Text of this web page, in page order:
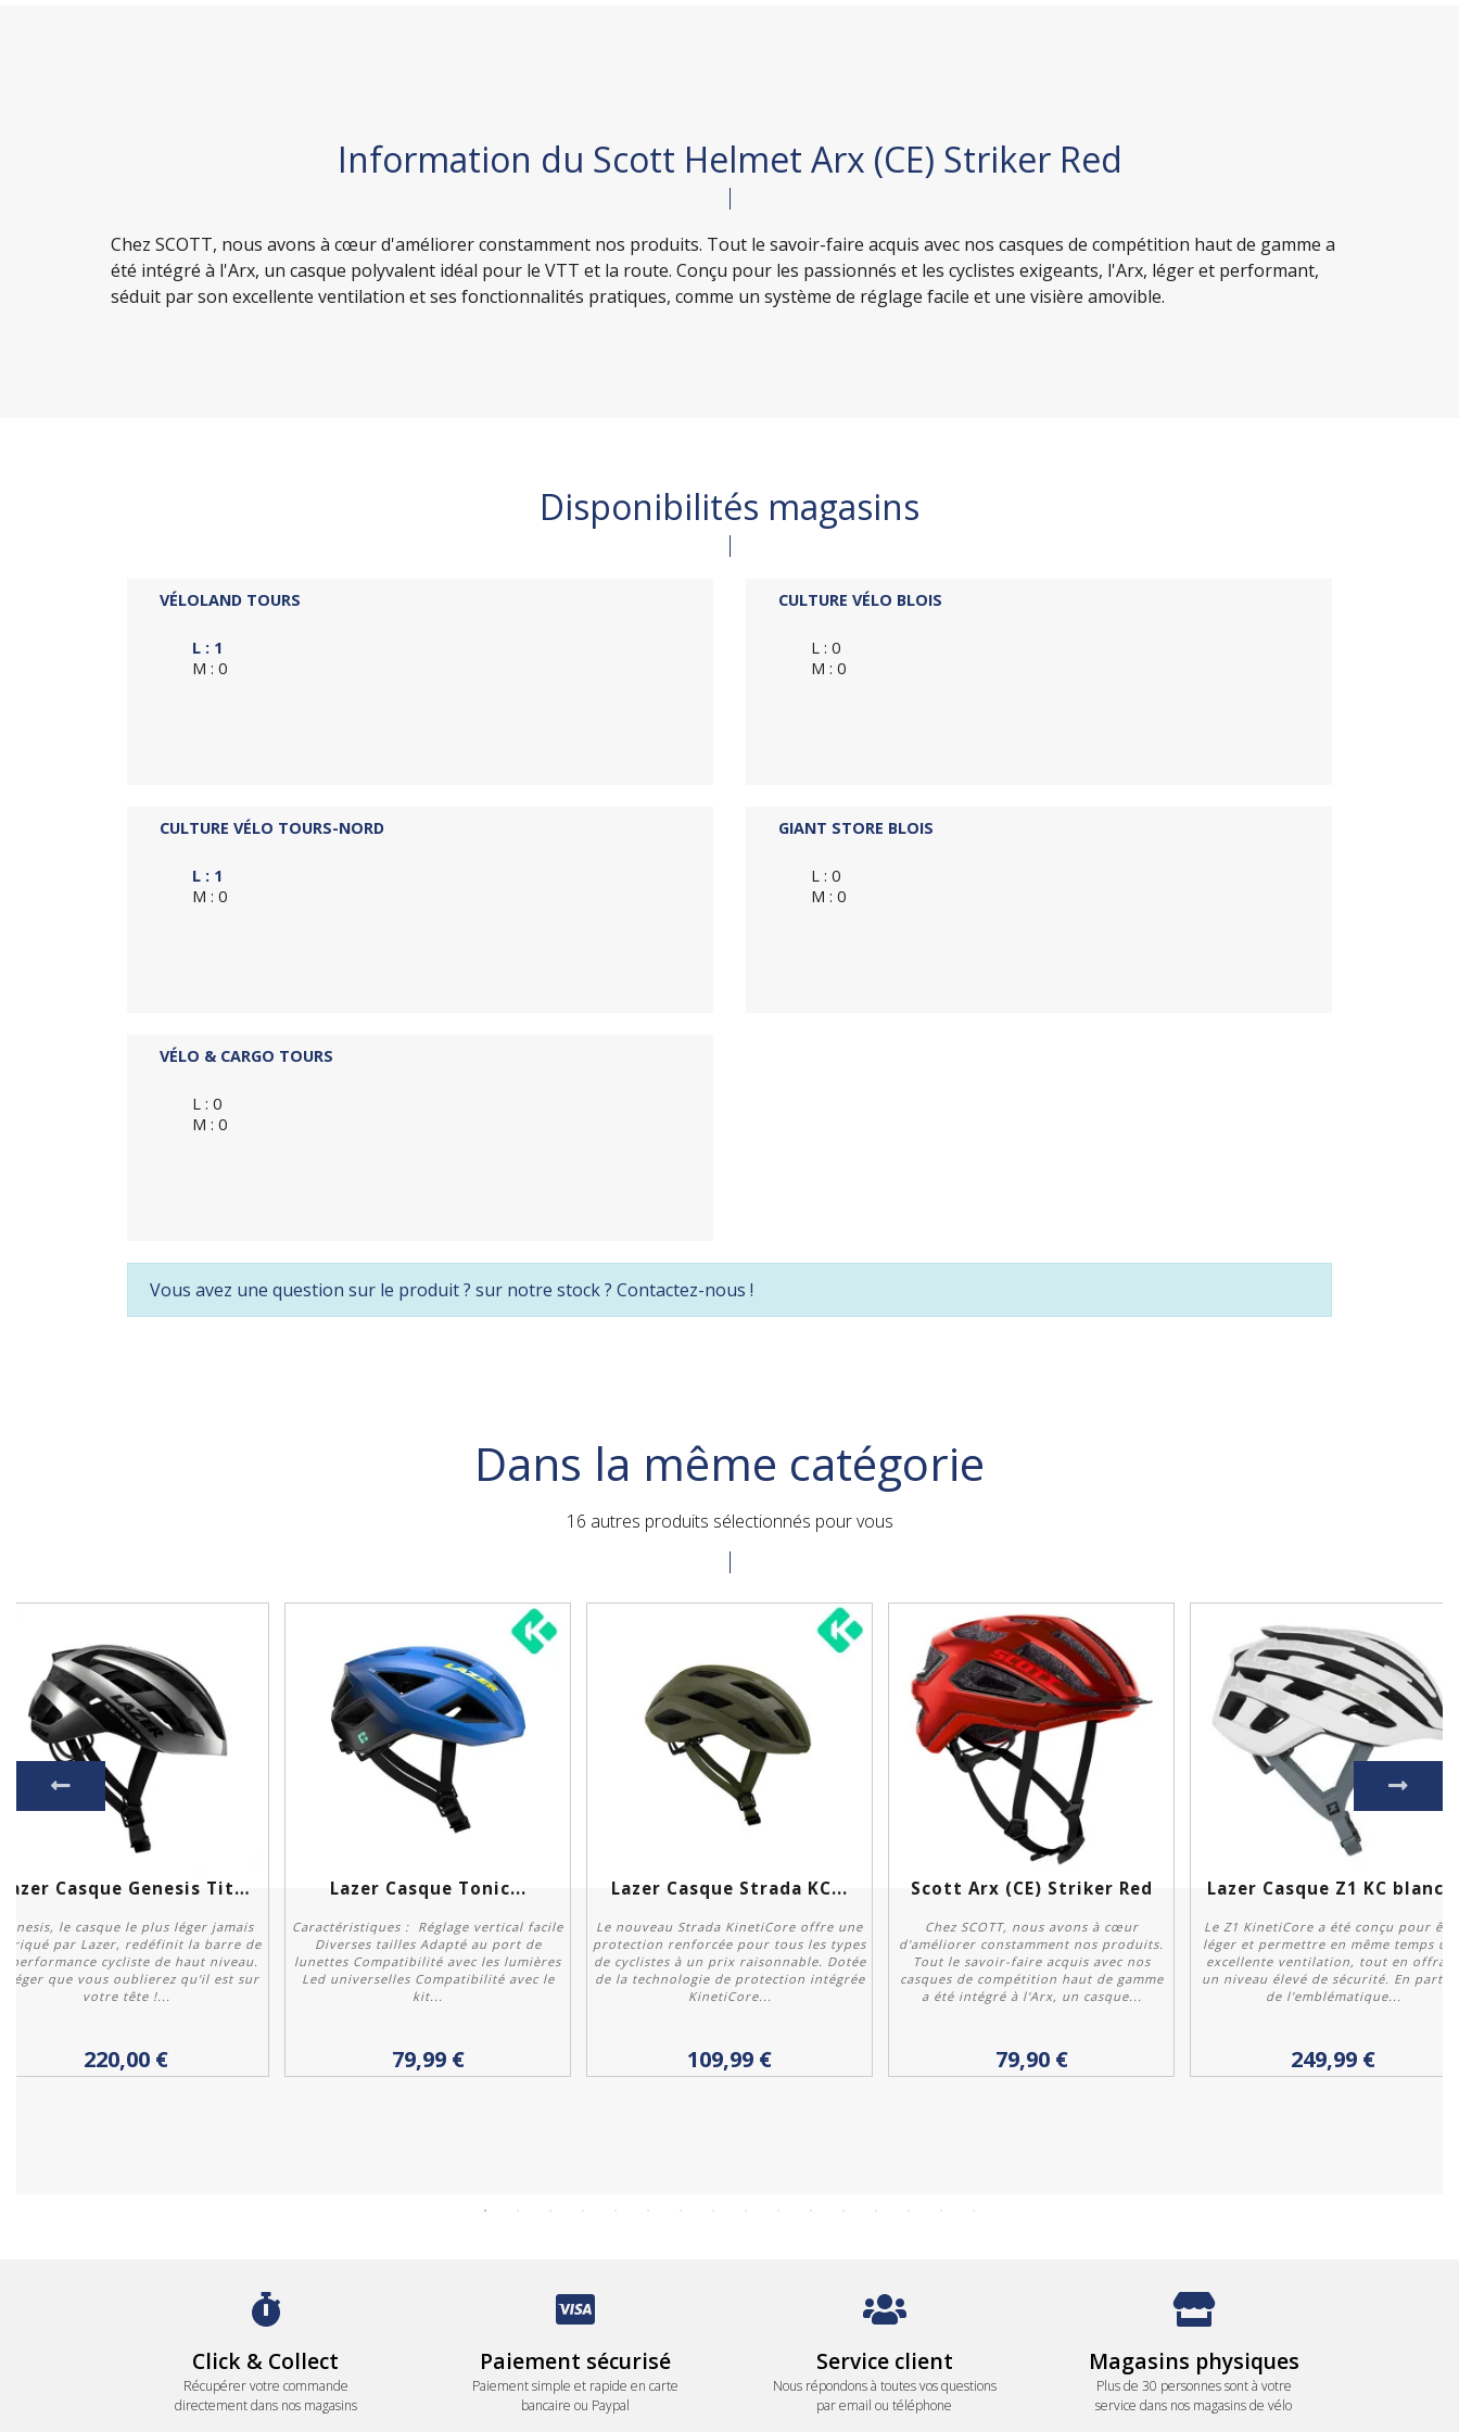
Information du Scott Helmet Arx (CE) Striker Red
Chez SCOTT, nous avons à cœur d'améliorer constamment nos produits. Tout le savoir-faire acquis avec nos casques de compétition haut de gamme a
été intégré à l'Arx, un casque polyvalent idéal pour le VTT et la route. Conçu pour les passionnés et les cyclistes exigeants, l'Arx, léger et performant,
séduit par son excellente ventilation et ses fonctionnalités pratiques, comme un système de réglage facile et une visière amovible.
Disponibilités magasins
VÉLOLAND TOURS
L : 1
M : 0
CULTURE VÉLO BLOIS
L : 0
M : 0
CULTURE VÉLO TOURS-NORD
L : 1
M : 0
GIANT STORE BLOIS
L : 0
M : 0
VÉLO & CARGO TOURS
L : 0
M : 0
Vous avez une question sur le produit ? sur notre stock ? Contactez-nous !
Dans la même catégorie
16 autres produits sélectionnés pour vous
Personnaliser
Lazer Casque Genesis Titane...
le casque le plus léger jamais
par Lazer, redéfinit la barre de
performance cycliste de haut niveau.
léger que vous oublierez qu'il est sur
votre tête !...
220,00 €
Personnaliser
Lazer Casque Tonic...
Caractéristiques : Réglage vertical facile
Diverses tailles Adapté au port de
lunettes Compatibilité avec les lumières
Led universelles Compatibilité avec le
kit...
79,99 €
Personnaliser
Lazer Casque Strada KC...
Le nouveau Strada KinetiCore offre une
protection renforcée pour tous les types
de cyclistes à un prix raisonnable. Dotée
de la technologie de protection intégrée
KinetiCore...
109,99 €
Personnaliser
Scott Arx (CE) Striker Red
Chez SCOTT, nous avons à cœur
d'améliorer constamment nos produits.
Tout le savoir-faire acquis avec nos
casques de compétition haut de gamme
a été intégré à l'Arx, un casque...
79,90 €
Personnaliser
Le Z1 KinetiCore a été conçu pour
léger et permettre en même temps
excellente ventilation, tout en offrant
un niveau élevé de sécurité. En
de l'emblématique...
249,99 €
Click & Collect
Récupérer votre commande
directement dans nos magasins
Paiement sécurisé
Paiement simple et rapide en carte
bancaire ou Paypal
Service client
Nous répondons à toutes vos questions
par email ou téléphone
Magasins physiques
Plus de 30 personnes sont à votre
service dans nos magasins de vélo